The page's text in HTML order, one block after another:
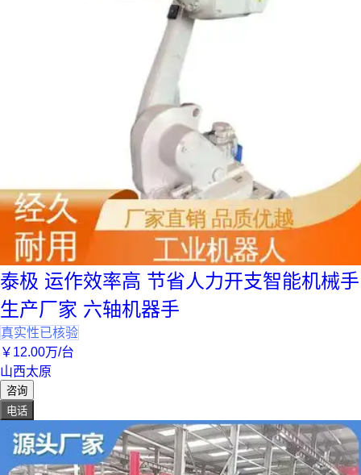
泰极 运作效率高 节省人力开支智能机械手
生产厂家 六轴机器手
真实性已核验
￥ 12.00万/台
山西太原
咨询
电话